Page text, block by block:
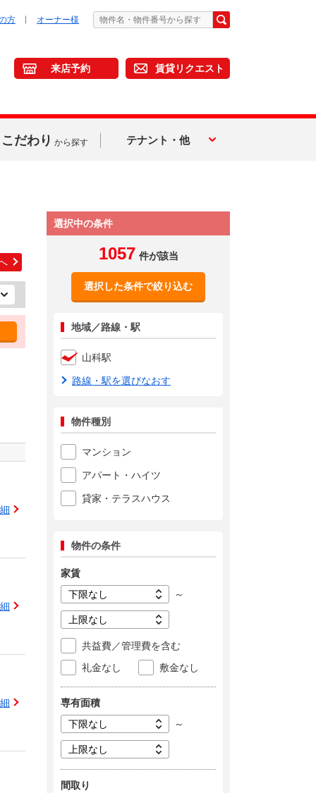
方 オーナー様
来店予約 賃貸リクエスト
こだわり から探す テナント・他
選択中の条件
1057 件が該当
選択した条件で絞り込む
地域／路線・駅
山科駅
路線・駅を選びなおす
物件種別
マンション
アパート・ハイツ
貸家・テラスハウス
物件の条件
家賃
～
共益費／管理費を含む
礼金なし
敷金なし
専有面積
～
間取り